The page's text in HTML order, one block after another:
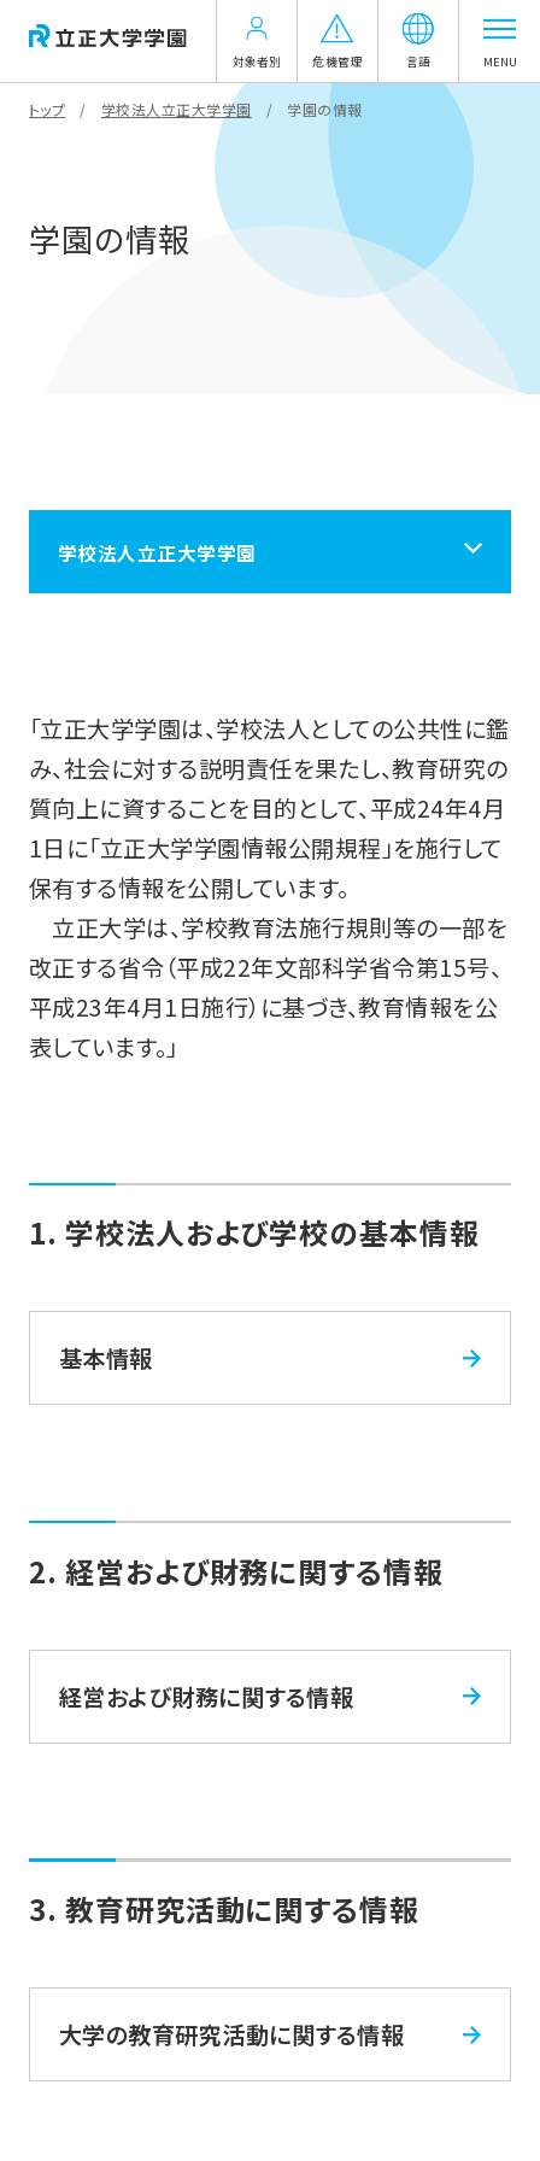
対象者別 危機管理 言語 MENU
トップ 学校法人立正大学学園 学園の情報
学園の情報
学校法人立正大学学園
立正大学学園について
学校施設案内
学園の情報
採用情報
税制上の優遇措置
「立正大学学園は、学校法人としての公共性に鑑
み、社会に対する説明責任を果たし、教育研究の
質向上に資することを目的として、平成24年4月
1日に「立正大学学園情報公開規程」を施行して
保有する情報を公開しています。
立正大学は、学校教育法施行規則等の一部を
改正する省令（平成22年文部科学省令第15号、
平成23年4月1日施行）に基づき、教育情報を公
表しています。」
1. 学校法人および学校の基本情報
基本情報
2. 経営および財務に関する情報
経営および財務に関する情報
3. 教育研究活動に関する情報
大学の教育研究活動に関する情報